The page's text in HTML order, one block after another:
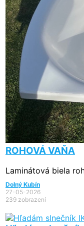
ROHOVÁ VAŇA
Laminátová biela
Dolný Kubín
27-05-2026
239 zobrazení